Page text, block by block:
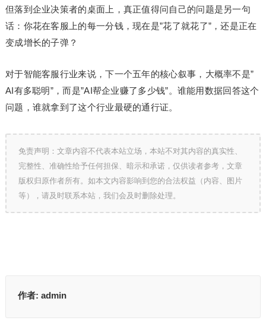
但落到企业决策者的桌面上，真正值得问自己的问题是另一句
话：你花在客服上的每一分钱，现在是”花了就花了”，还是正在
变成增长的子弹？
对于智能客服行业来说，下一个五年的核心叙事，大概率不是”
AI有多聪明”，而是”AI帮企业赚了多少钱”。谁能用数据回答这个
问题，谁就拿到了这个行业最硬的通行证。
免责声明：文章内容不代表本站立场，本站不对其内容的真实性、
完整性、准确性给予任何担保、暗示和承诺，仅供读者参考，文章
版权归原作者所有。如本文内容影响到您的合法权益（内容、图片
等），请及时联系本站，我们会及时删除处理。
作者: admin